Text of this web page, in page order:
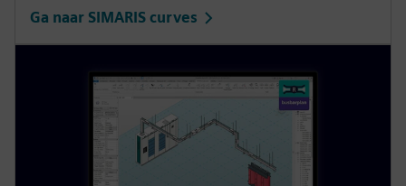
Ga naar SIMARIS curves